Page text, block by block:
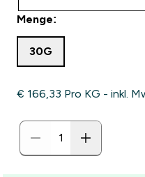
Menge:
30G
€ 166,33‎ Pro KG - inkl.